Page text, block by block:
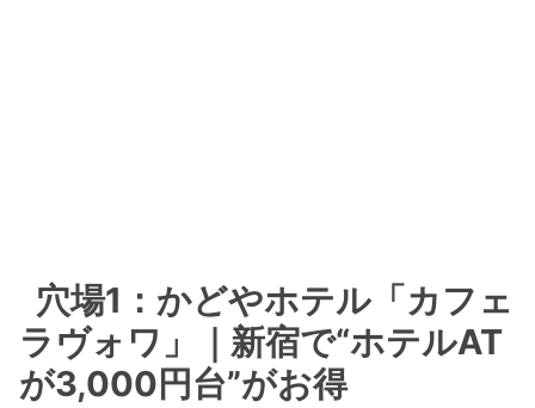
穴場1：かどやホテル「カフェ
ラヴォワ」｜新宿で“ホテルAT
が3,000円台”がお得